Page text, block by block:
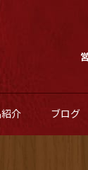
介 ブログ